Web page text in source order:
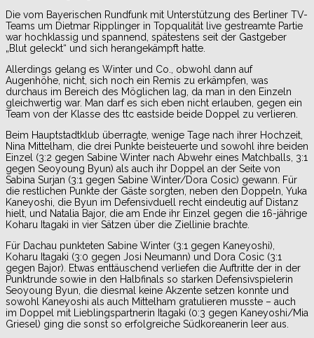
Die vom Bayerischen Rundfunk mit Unterstützung des Berliner TV-
Teams um Dietmar Ripplinger in Topqualität live gestreamte Partie
war hochklassig und spannend, spätestens seit der Gastgeber
„Blut geleckt“ und sich herangekämpft hatte.
Allerdings gelang es Winter und Co., obwohl dann auf
Augenhöhe, nicht, sich noch ein Remis zu erkämpfen, was
durchaus im Bereich des Möglichen lag, da man in den Einzeln
gleichwertig war. Man darf es sich eben nicht erlauben, gegen ein
Team von der Klasse des ttc eastside beide Doppel zu verlieren.
Beim Hauptstadtklub überragte, wenige Tage nach ihrer Hochzeit,
Nina Mittelham, die drei Punkte beisteuerte und sowohl ihre beiden
Einzel (3:2 gegen Sabine Winter nach Abwehr eines Matchballs, 3:1
gegen Seoyoung Byun) als auch ihr Doppel an der Seite von
Sabina Surjan (3:1 gegen Sabine Winter/Dora Cosic) gewann. Für
die restlichen Punkte der Gäste sorgten, neben den Doppeln, Yuka
Kaneyoshi, die Byun im Defensivduell recht eindeutig auf Distanz
hielt, und Natalia Bajor, die am Ende ihr Einzel gegen die 16-jährige
Koharu Itagaki in vier Sätzen über die Ziellinie brachte.
Für Dachau punkteten Sabine Winter (3:1 gegen Kaneyoshi),
Koharu Itagaki (3:0 gegen Josi Neumann) und Dora Cosic (3:1
gegen Bajor). Etwas enttäuschend verliefen die Auftritte der in der
Punktrunde sowie in den Halbfinals so starken Defensivspielerin
Seoyoung Byun, die diesmal keine Akzente setzen konnte und
sowohl Kaneyoshi als auch Mittelham gratulieren musste – auch
im Doppel mit Lieblingspartnerin Itagaki (0:3 gegen Kaneyoshi/Mia
Griesel) ging die sonst so erfolgreiche Südkoreanerin leer aus.